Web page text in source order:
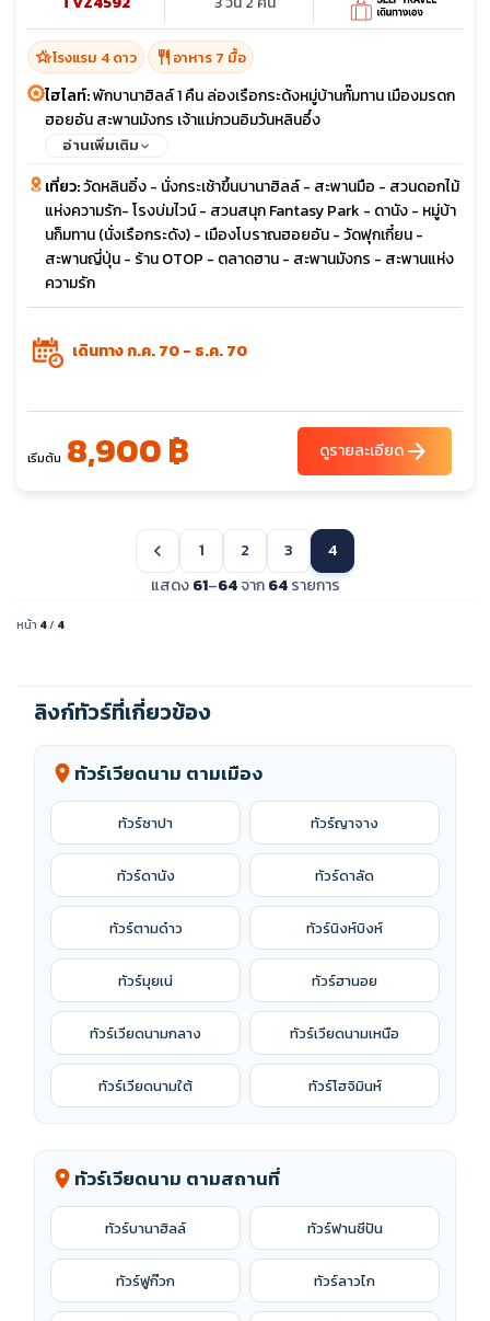
hotel_classโรงแรม 4 ดาว restaurant อาหาร 7 มื้อ
ไฮไลท์:พักบานาฮิลล์ 1 คืน ล่องเรือกระด้งหมู่บ้านกั๊มทาน เมืองมรดก
ฮอยอัน สะพานมังกร เจ้าแม่กวนอิมวันหลินอึ๋ง
อ่านเพิ่มเติม
เที่ยว:วัดหลินอิ๋ง - นั่งกระเช้าขึ้นบานาฮิลล์ - สะพานมือ - สวนดอกไม้
แห่งความรัก- โรงบ่มไวน์ - สวนสนุก Fantasy Park - ดานัง - หมู่บ้า
นก็มทาน (นั่งเรือกระดัง) - เมืองโบราณฮอยอัน - วัดฟุกเกี๋ยน -
สะพานญี่ปุ่น - ร้าน OTOP - ตลาดฮาน - สะพานมังกร - สะพานแห่ง
ความรัก
เดินทาง ก.ค. 70 - ธ.ค. 70
เริ่มต้น 8,900 ฿ ดูรายละเอียดarrow_forward
แสดง61–64จาก64รายการ
chevron_left 1 2 3 4
หน้า 4/ 4
ลิงก์ทัวร์ที่เกี่ยวข้อง
location_on ทัวร์เวียดนาม ตามเมือง
ทัวร์ซาปา ทัวร์ญาจาง
ทัวร์ดานัง ทัวร์ดาลัด
ทัวร์ตามด๋าว ทัวร์นิงห์บิงห์
ทัวร์มุยเน่ ทัวร์ฮานอย
ทัวร์เวียดนามกลาง ทัวร์เวียดนามเหนือ
ทัวร์เวียดนามใต้ ทัวร์โฮจิมินห์
location_on ทัวร์เวียดนาม ตามสถานที่
ทัวร์บานาฮิลล์ ทัวร์ฟานซีปัน
ทัวร์ฟูก๊วก ทัวร์ลาวไก